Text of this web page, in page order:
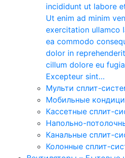
incididunt ut labore
Ut enim ad minim
exercitation ullamco
ea commodo
dolor in
cillum dolore eu
Excepteur sint…
Мульти сплит-
Мобильные
Кассетные сплит-
Напольно-
Канальные сплит-
Колонные сплит-